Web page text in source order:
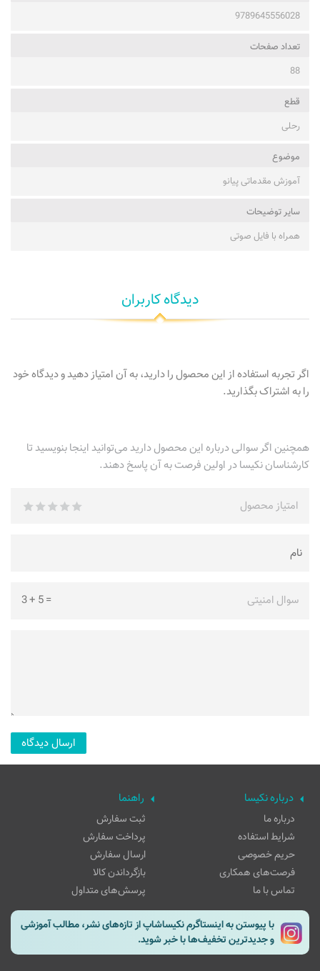
9789645556028
تعداد صفحات
88
قطع
رحلی
موضوع
آموزش مقدماتی پیانو
ساير توضيحات
همراه با فایل صوتی
دیدگاه کاربران
اگر تجربه استفاده از این محصول را دارید، به آن امتیاز دهید و دیدگاه خود
را به اشتراک بگذارید.
همچنین اگر سوالی درباره این محصول دارید می‌توانید اینجا بنویسید تا
کارشناسان نکیسا در اولین فرصت به آن پاسخ دهند.
امتیاز محصول
سوال امنیتی =
5
+
3
درباره نکیسا
درباره ما
شرایط استفاده
حریم خصوصی
فرصت‌های همکاری
تماس با ما
راهنما
ثبت سفارش
پرداخت سفارش
ارسال سفارش
بازگرداندن کالا
پرسش‌های متداول
با پیوستن به اینستاگرم نکیساشاپ از تازه‌های نشر، مطالب آموزشی
و جدیدترین تخفیف‌ها با خبر شوید.